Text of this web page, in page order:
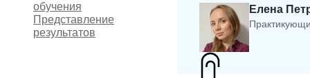
обучения
Представление
результатов
Елена